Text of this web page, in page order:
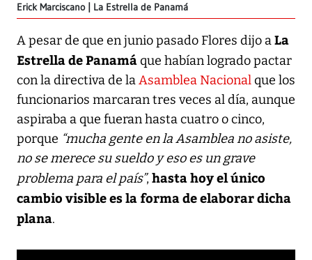
Erick Marciscano | La Estrella de Panamá
A pesar de que en junio pasado Flores dijo aLa
Estrella de Panamáque habían logrado pactar
con la directiva de laAsamblea Nacionalque los
funcionarios marcaran tres veces al día, aunque
aspiraba a que fueran hasta cuatro o cinco,
porque “mucha gente en la Asamblea no asiste,
no se merece su sueldo y eso es un grave
problema para el país”, hasta hoy el único
cambio visible es la forma de elaborar dicha
plana.